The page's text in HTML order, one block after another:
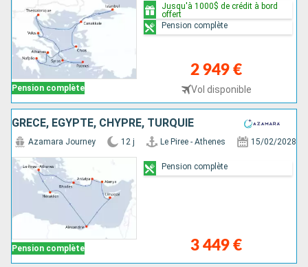
Pension complète
2 949 €
Vol disponible
Jusqu'à 1000$ de crédit à bord
offert
Pension complète
GRÈCE, EGYPTE, CHYPRE, TURQUIE
Pension complète
Azamara Journey 12 j Le Piree - Athenes 15/02/2028
3 449 €
Pension complète